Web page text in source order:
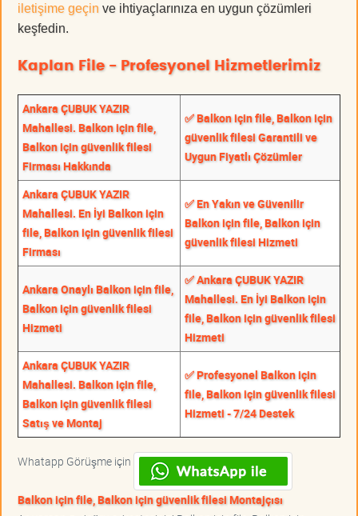
iletişime geçin ve ihtiyaçlarınıza en uygun çözümleri
keşfedin.
Kaplan File - Profesyonel Hizmetlerimiz
Ankara ÇUBUK YAZIR
Mahallesi. Balkon için file,
Balkon için güvenlik filesi
Firması Hakkında
✅ Balkon için file, Balkon için
güvenlik filesi Garantili ve
Uygun Fiyatlı Çözümler
Ankara ÇUBUK YAZIR
Mahallesi. En İyi Balkon için
file, Balkon için güvenlik filesi
Firması
✅ En Yakın ve Güvenilir
Balkon için file, Balkon için
güvenlik filesi Hizmeti
Ankara Onaylı Balkon için file,
Balkon için güvenlik filesi
Hizmeti
✅ Ankara ÇUBUK YAZIR
Mahallesi. En İyi Balkon için
file, Balkon için güvenlik filesi
Hizmeti
Ankara ÇUBUK YAZIR
Mahallesi. Balkon için file,
Balkon için güvenlik filesi
Satış ve Montaj
✅ Profesyonel Balkon için
file, Balkon için güvenlik filesi
Hizmeti - 7/24 Destek
Whatapp Görüşme için
Balkon için file, Balkon için güvenlik filesi Montajçısı